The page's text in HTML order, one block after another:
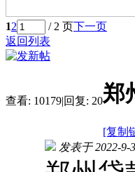
12 / 2 页下一页
返回列表
查看: 10179|回复: 20郑
[复制
发表于 2022-9-